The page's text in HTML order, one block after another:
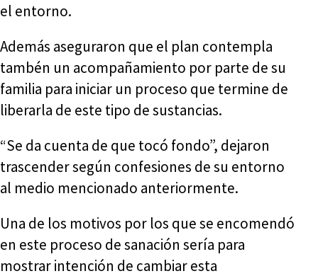
el entorno.
Además aseguraron que el plan contempla
tambén un acompañamiento por parte de su
familia para iniciar un proceso que termine de
liberarla de este tipo de sustancias.
“Se da cuenta de que tocó fondo”, dejaron
trascender según confesiones de su entorno
al medio mencionado anteriormente.
Una de los motivos por los que se encomendó
en este proceso de sanación sería para
mostrar intención de cambiar esta